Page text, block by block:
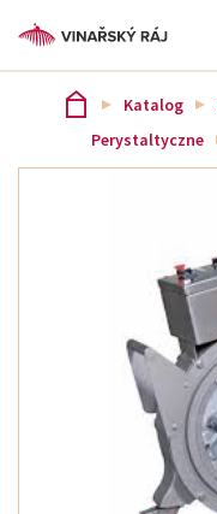
Katalog
Perystaltyczne